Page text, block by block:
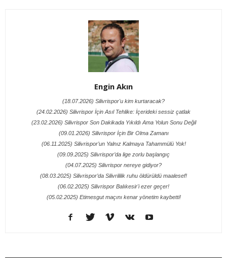
Engin Akın
(18.07.2026) Silivrispor'u kim kurtaracak?
(24.02.2026) Silivrispor İçin Asıl Tehlike: İçerideki sessiz çatlak
(23.02.2026) Silivrispor Son Dakikada Yıkıldı Ama Yolun Sonu Değil
(09.01.2026) Silivrispor İçin Bir Olma Zamanı
(06.11.2025) Silivrispor’un Yalnız Kalmaya Tahammülü Yok!
(09.09.2025) Silivrispor’da lige zorlu başlangıç
(04.07.2025) Silivrispor nereye gidiyor?
(08.03.2025) Silivrispor’da Silivrililik ruhu öldürüldü maalesef!
(06.02.2025) Silivrispor Balıkesir'i ezer geçer!
(05.02.2025) Etimesgut maçını kenar yönetim kaybetti!